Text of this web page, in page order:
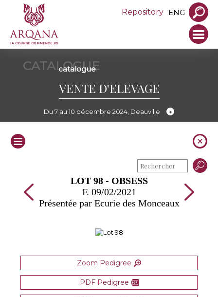
Repository ENG
CATALOGUE
catalogue
VENTE D'ELEVAGE
Du 7 au 10 décembre 2024, Deauville
LOT 98 - OBSESS
F. 09/02/2021
Présentée par Ecurie des Monceaux
Zoom Pedigree
PDF Pedigree